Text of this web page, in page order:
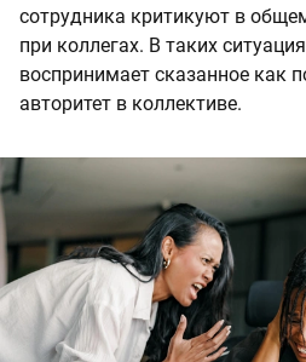
сотрудника критикуют в
при коллегах. В таких
воспринимает сказанное как
авторитет в коллективе.